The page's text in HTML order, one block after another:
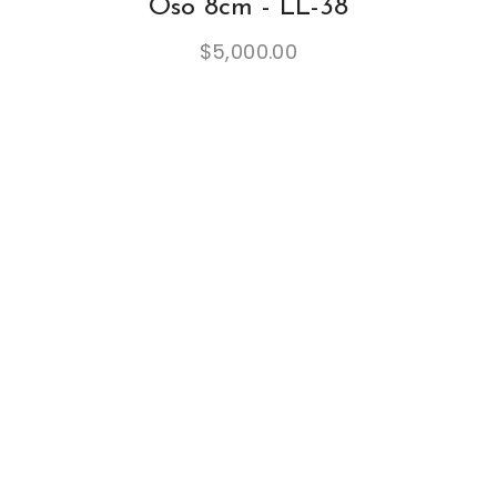
Oso 8cm - LL-38
$5,000.00